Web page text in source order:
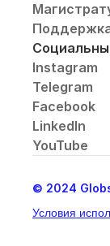
Instagram
Telegram
Facebook
LinkedIn
YouTube
© 2024
Условия